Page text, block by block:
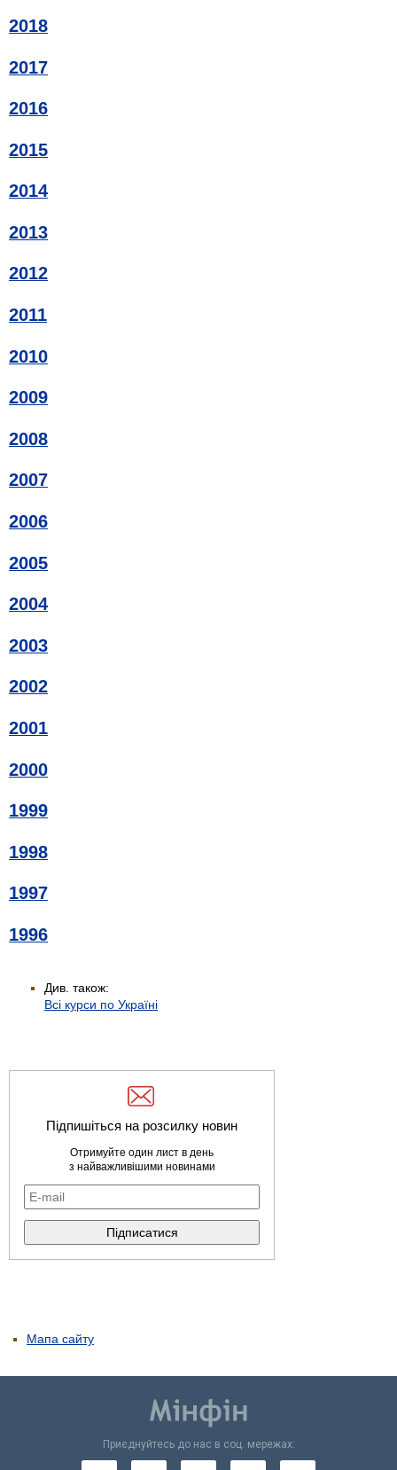
2018
2017
2016
2015
2014
2013
2012
2011
2010
2009
2008
2007
2006
2005
2004
2003
2002
2001
2000
1999
1998
1997
1996
Див. також:
Всі курси по Україні
Підпишіться на розсилку новин
Отримуйте один лист в день
з найважливішими новинами
Мапа сайту
Приєднуйтесь до нас в соц. мережах: